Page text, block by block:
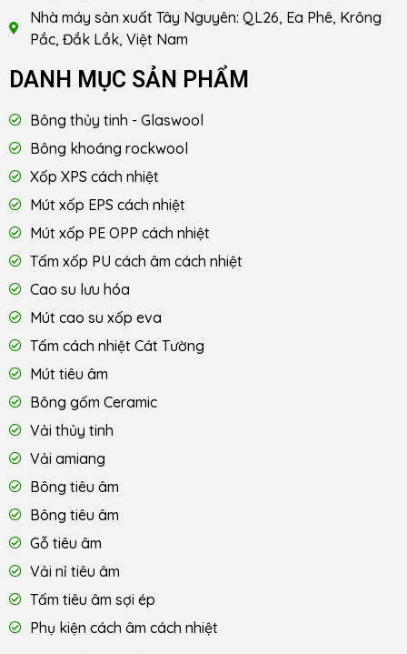
Nhà máy sản xuất Tây Nguyên: QL26, Ea Phê, Krông
Pắc, Đắk Lắk, Việt Nam
DANH MỤC SẢN PHẨM
Bông thủy tinh - Glaswool
Bông khoáng rockwool
Xốp XPS cách nhiệt
Mút xốp EPS cách nhiệt
Mút xốp PE OPP cách nhiệt
Tấm xốp PU cách âm cách nhiệt
Cao su lưu hóa
Mút cao su xốp eva
Tấm cách nhiệt Cát Tường
Mút tiêu âm
Bông gốm Ceramic
Vải thủy tinh
Vải amiang
Bông tiêu âm
Bông tiêu âm
Gỗ tiêu âm
Vải nỉ tiêu âm
Tấm tiêu âm sợi ép
Phụ kiện cách âm cách nhiệt